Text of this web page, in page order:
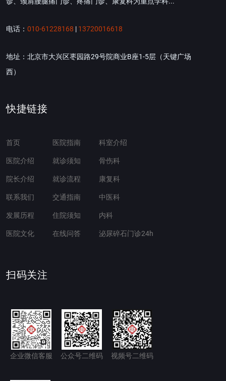
电话： 010-61228168 | 13720016618
地址：北京市大兴区枣园路29号院商业B座1-5层（天键广场
西）
快捷链接
首页
医院介绍
院长介绍
联系我们
发展历程
医院文化
医院指南
就诊须知
就诊流程
交通指南
住院须知
在线问答
科室介绍
骨伤科
康复科
中医科
内科
泌尿碎石门诊24h
扫码关注
企业微信客服 公众号二维码 视频号二维码